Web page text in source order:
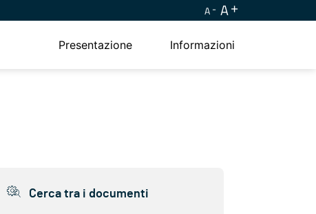
A A
Presentazione Informazioni
Cerca tra i documenti